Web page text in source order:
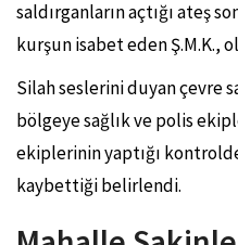
saldırganların açtığı ateş
kurşun isabet eden Ş.M.K.,
Silah seslerini duyan çevre
bölgeye sağlık ve polis
ekiplerinin yaptığı kontrolde
kaybettiği belirlendi.